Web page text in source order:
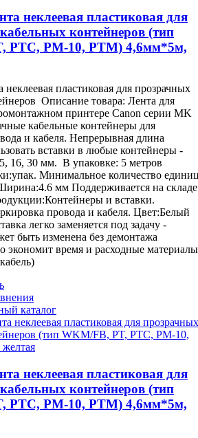
неклеевая пластиковая для
контейнеров (тип
PTC, PM-10, PTM) 4,6мм*5м,
пластиковая для прозрачных
Описание товара: Лента для
принтере Canon серии MK
кабельные контейнеры для
и кабеля. Непрерывная длина
вставки в любые контейнеры -
16, 30 мм. В упаковке: 5 метров
Минимальное количество
мм Поддерживается на
и вставки.
провода и кабеля. Цвет:Белый
легко заменяется под задачу -
быть изменена без демонтажа
экономит время и расходные материалы
каталог
неклеевая пластиковая для
контейнеров (тип
PTC, PM-10, PTM) 4,6мм*5м,